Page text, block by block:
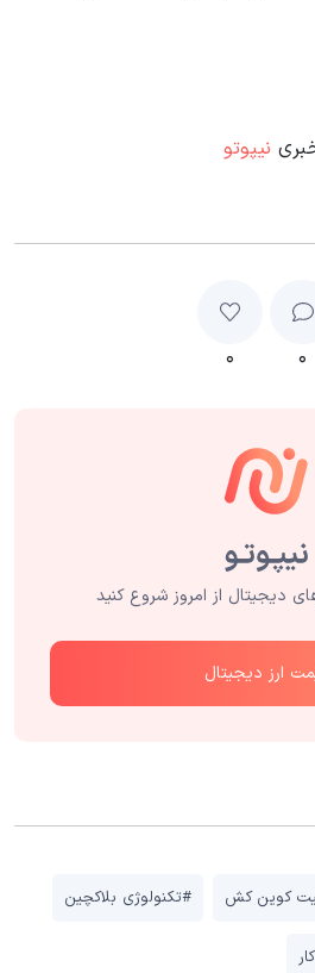
نیپوتو
۰ ۰
دیجیتال از امروز شروع کنید
ارز دیجیتال
کوین کش #تکنولوژی بلاکچین